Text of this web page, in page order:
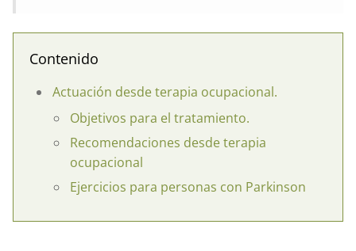
Contenido
Actuación desde terapia ocupacional.
Objetivos para el tratamiento.
Recomendaciones desde terapia
ocupacional
Ejercicios para personas con Parkinson